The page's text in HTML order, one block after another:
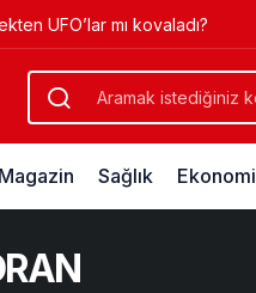
UFO’lar mı kovaladı?
Magazin Sağlık Ekonomi